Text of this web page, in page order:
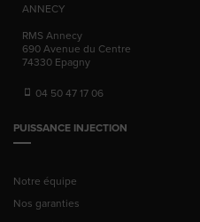
ANNECY
RMS Annecy
690 Avenue du Centre
74330 Epagny
04 50 47 17 06
PUISSANCE INJECTION
Notre équipe
Nos garanties